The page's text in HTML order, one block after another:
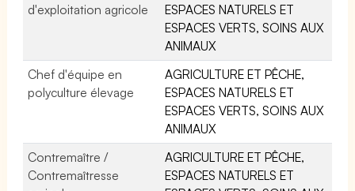
d'exploitation agricole
ESPACES NATURELS ET
ESPACES VERTS, SOINS AUX
ANIMAUX
Chef d'équipe en
polyculture élevage
AGRICULTURE ET PÊCHE,
ESPACES NATURELS ET
ESPACES VERTS, SOINS AUX
ANIMAUX
Contremaître /
Contremaîtresse
AGRICULTURE ET PÊCHE,
ESPACES NATURELS ET